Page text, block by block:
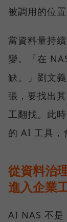
被調用的位置
當資料量持
變。「在
缺。」劉文
張，要找出
工翻找。此
的 AI 工具，
從資料治
進入企業
AI NAS 不是